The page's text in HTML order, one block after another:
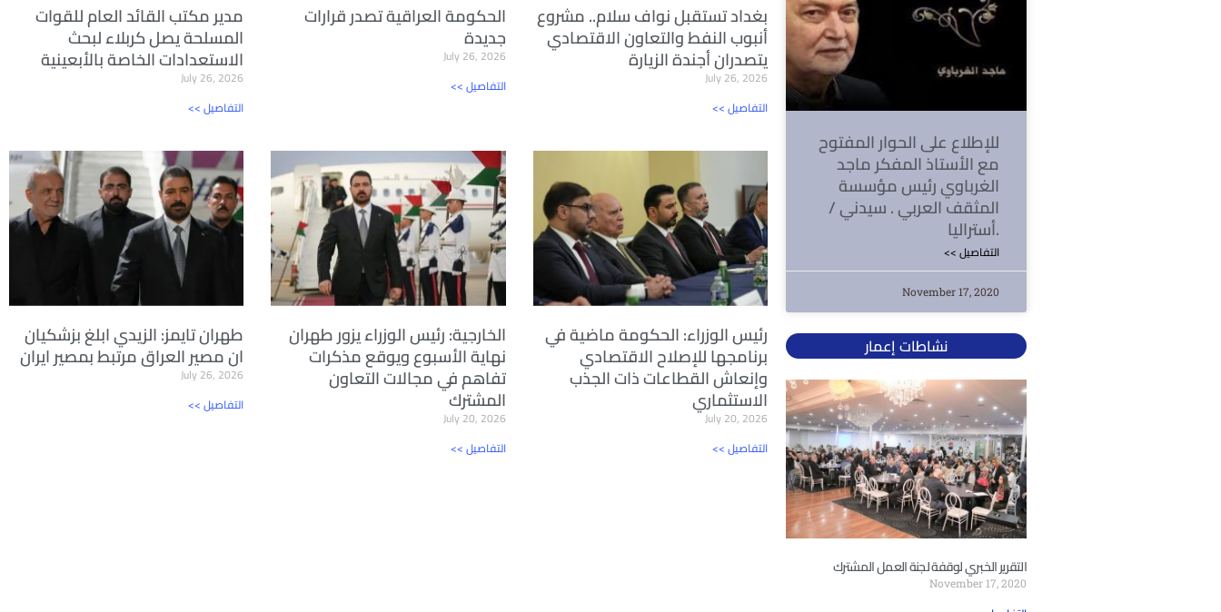
مدير مكتب القائد العام للقوات
المسلحة يصل كربلاء لبحث
الاستعدادات الخاصة بالأبعينية
July 26, 2026
<< التفاصيل
الحكومة العراقية تصدر قرارات
جديدة
July 26, 2026
<< التفاصيل
بغداد تستقبل نواف سلام.. مشروع
أنبوب النفط والتعاون الاقتصادي
يتصدران أجندة الزيارة
July 26, 2026
<< التفاصيل
طهران تايمز: الزيدي ابلغ بزشكيان
ان مصير العراق مرتبط بمصير ايران
July 26, 2026
<< التفاصيل
الخارجية: رئيس الوزراء يزور طهران
نهاية الأسبوع ويوقع مذكرات
تفاهم في مجالات التعاون
المشترك
July 20, 2026
<< التفاصيل
رئيس الوزراء: الحكومة ماضية في
برنامجها للإصلاح الاقتصادي
وإنعاش القطاعات ذات الجذب
الاستثماري
July 20, 2026
<< التفاصيل
للإطلاع على الحوار المفتوح
مع الأستاذ المفكر ماجد
الغرباوي رئيس مؤسسة
المثقف العربي . سيدني /
أستراليا.
<< التفاصيل
November 17, 2020
نشاطات إعمار
التقرير الخبري لوقفة لجنة العمل المشترك
November 17, 2020